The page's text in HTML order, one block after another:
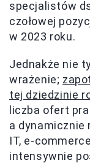
specjalistów
czołowej
w 2023 roku.
Jednakże nie
wrażenie;
tej dziedzinie
liczba ofert
a dynamicznie
IT, e-
intensywnie